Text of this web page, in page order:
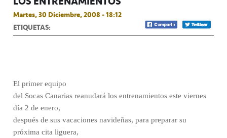
Martes, 30 Diciembre, 2008 - 18:12
ETIQUETAS:
El primer equipo
del Socas Canarias reanudará los entrenamientos este viernes
día 2 de enero,
después de sus vacaciones navideñas, para preparar su
próxima cita liguera,